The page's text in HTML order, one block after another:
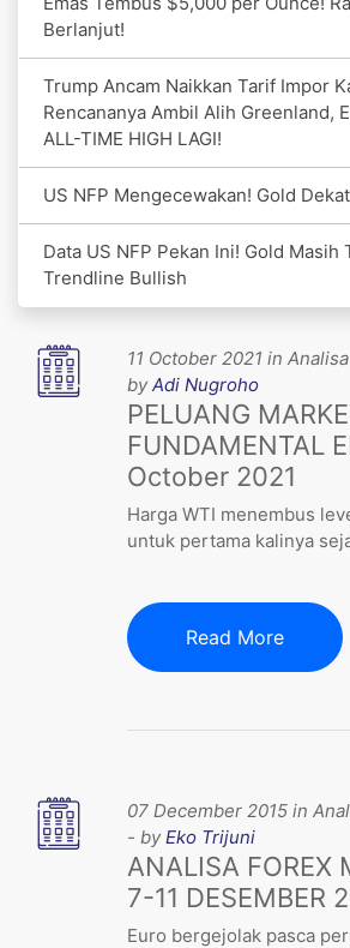
Berlanjut!
Trump Ancam Naikkan Tarif Impor
Rencananya Ambil Alih Greenland,
ALL-TIME HIGH LAGI!
US NFP Mengecewakan! Gold
Data US NFP Pekan Ini! Gold Masih
Trendline Bullish
11 October 2021 in
byAdi Nugroho
PELUANG
FUNDAMENTAL
October 2021
Harga WTI menembus
untuk pertama kalinya
Read More
07 December 2015 in
- byEko Trijuni
ANALISA FOREX
7-11 DESEMBER
Euro bergejolak pasca